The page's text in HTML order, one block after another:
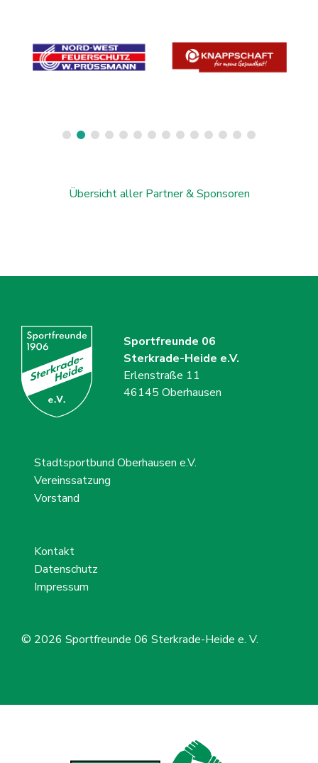
Übersicht aller Partner & Sponsoren
Sportfreunde 06
Sterkrade-Heide e.V.
Erlenstraße 11
46145 Oberhausen
Stadtsportbund Oberhausen e.V.
Vereinssatzung
Vorstand
Kontakt
Datenschutz
Impressum
© 2026 Sportfreunde 06 Sterkrade-Heide e. V.